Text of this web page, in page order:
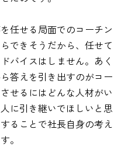
任せる局面でのコーチン
できそうだから、任せて
バイスはしません。あく
答えを引き出すのがコー
せるにはどんな人材がい
に引き継いでほしいと思
ることで社長自身の考え
。